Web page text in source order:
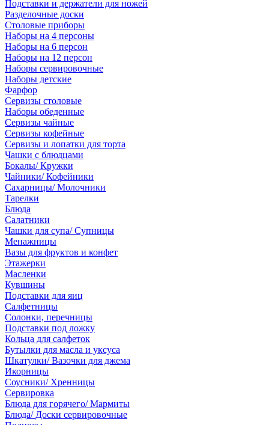
Подставки и держатели для ножей
Разделочные доски
Столовые приборы
Наборы на 4 персоны
Наборы на 6 персон
Наборы на 12 персон
Наборы сервировочные
Наборы детские
Фарфор
Сервизы столовые
Наборы обеденные
Сервизы чайные
Сервизы кофейные
Сервизы и лопатки для торта
Чашки с блюдцами
Бокалы/ Кружки
Чайники/ Кофейники
Сахарницы/ Молочники
Тарелки
Блюда
Салатники
Чашки для супа/ Супницы
Менажницы
Вазы для фруктов и конфет
Этажерки
Масленки
Кувшины
Подставки для яиц
Салфетницы
Солонки, перечницы
Подставки под ложку
Кольца для салфеток
Бутылки для масла и уксуса
Шкатулки/ Вазочки для джема
Икорницы
Соусники/ Хренницы
Сервировка
Блюда для горячего/ Мармиты
Блюда/ Доски сервировочные